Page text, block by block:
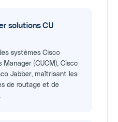
solutions CU
systèmes Cisco
(CUCM), Cisco
Jabber, maîtrisant les
de routage et de